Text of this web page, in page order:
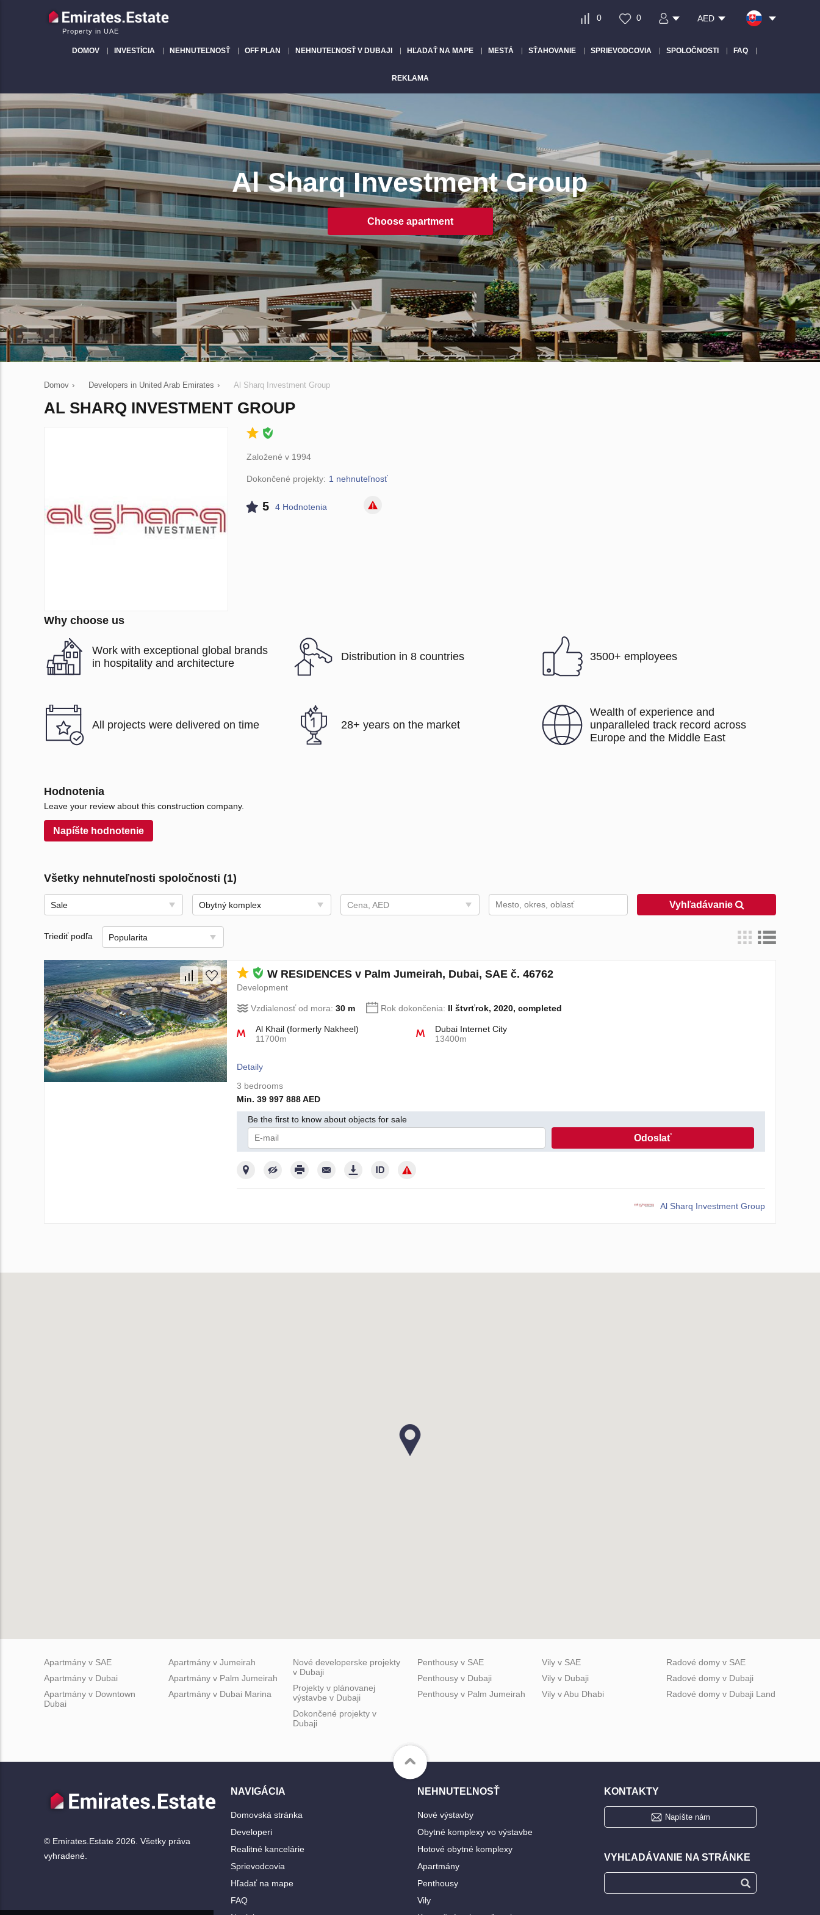
Property in UAE
0 0 AED
DOMOV INVESTÍCIA NEHNUTEĽNOSŤ OFF PLAN NEHNUTEĽNOSŤ V DUBAJI HĽADAŤ NA MAPE MESTÁ SŤAHOVANIE SPRIEVODCOVIA SPOLOČNOSTI FAQ
REKLAMA
Al Sharq Investment Group
Choose apartment
Domov › Developers in United Arab Emirates › Al Sharq Investment Group
AL SHARQ INVESTMENT GROUP
Založené v 1994
Dokončené projekty: 1 nehnuteľnosť
5 4 Hodnotenia
Why choose us
Work with exceptional global brands
in hospitality and architecture
Distribution in 8 countries 3500+ employees
All projects were delivered on time 28+ years on the market
Wealth of experience and
unparalleled track record across
Europe and the Middle East
Hodnotenia
Leave your review about this construction company.
Napíšte hodnotenie
Všetky nehnuteľnosti spoločnosti (1)
Sale Obytný komplex Cena, AED Vyhľadávanie
Triediť podľa Popularita
W RESIDENCES v Palm Jumeirah, Dubai, SAE č. 46762
Development
Vzdialenosť od mora: 30 m Rok dokončenia: II štvrťrok, 2020, completed
Al Khail (formerly Nakheel)
11700m
Dubai Internet City
13400m
Detaily
3 bedrooms
Min. 39 997 888 AED
Be the first to know about objects for sale
Odoslať
Al Sharq Investment Group
Apartmány v SAE
Apartmány v Dubai
Apartmány v Downtown
Dubai
Apartmány v Jumeirah
Apartmány v Palm Jumeirah
Apartmány v Dubai Marina
Nové developerske projekty
v Dubaji
Projekty v plánovanej
výstavbe v Dubaji
Dokončené projekty v
Dubaji
Penthousy v SAE
Penthousy v Dubaji
Penthousy v Palm Jumeirah
Vily v SAE
Vily v Dubaji
Vily v Abu Dhabi
Radové domy v SAE
Radové domy v Dubaji
Radové domy v Dubaji Land
© Emirates.Estate 2026. Všetky práva
vyhradené.
NAVIGÁCIA
Domovská stránka
Developeri
Realitné kancelárie
Sprievodcovia
Hľadať na mape
FAQ
NEHNUTEĽNOSŤ
Nové výstavby
Obytné komplexy vo výstavbe
Hotové obytné komplexy
Apartmány
Penthousy
Vily
KONTAKTY
Napíšte nám
VYHĽADÁVANIE NA STRÁNKE